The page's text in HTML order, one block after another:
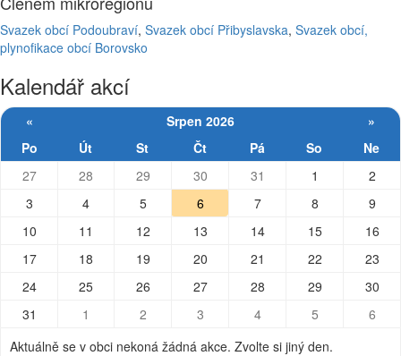
Svazek obcí Podoubraví, Svazek obcí Přibyslavska, Svazek obcí,
plynofikace obcí Borovsko
Kalendář akcí
« Srpen 2026
»
Po
Út St Čt Pá So
Ne
27
28 29 30 31 1
2
3
4 5 6 7 8
9
10
11 12 13 14 15
16
17
18 19 20 21 22
23
24
25 26 27 28 29
30
31
1 2 3 4 5
6
Aktuálně se v obci nekoná žádná akce. Zvolte si jiný den.